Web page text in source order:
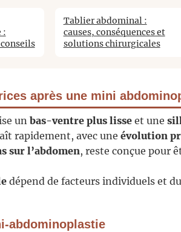
:
Tablier abdominal :
causes, conséquences et
solutions chirurgicales
après une mini
unbas-ventre plus lisse et une
rapidement, avec uneévolution
sur l’abdomen, reste conçue pour
dépend de facteurs individuels et
abdominoplastie